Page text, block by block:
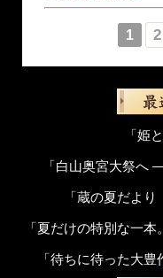
1 2
「姫
「白山奥宮大祭へ
「蔵の夏だよ
「夏だけの特別な一
「待ちに待った大